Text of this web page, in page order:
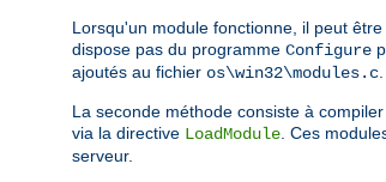
Lorsqu'un module fonctionne, il peut
dispose pas du programme Configure
ajoutés au fichier os\win32\modules.c
La seconde méthode consiste à
via la directive LoadModule . Ces
serveur.